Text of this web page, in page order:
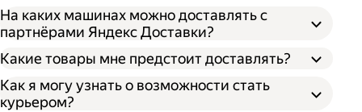
На каких машинах можно доставлять с
партнёрами Яндекс Доставки?
Какие товары мне предстоит доставлять?
Как я могу узнать о возможности стать
курьером?